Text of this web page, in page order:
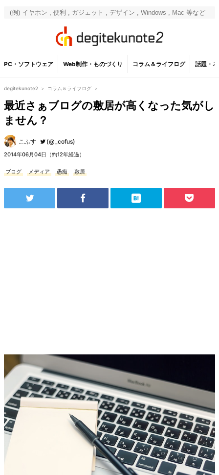
PC・ソフトウェア Web制作・ものづくり コラム＆ライフログ 話題・
degitekunote2 > コラム＆ライフログ >
最近さぁブログの敷居が高くなった気がし
ません？
こふす (@_cofus)
2014年06月04日（約12年経過）
ブログ メディア 愚痴 敷居